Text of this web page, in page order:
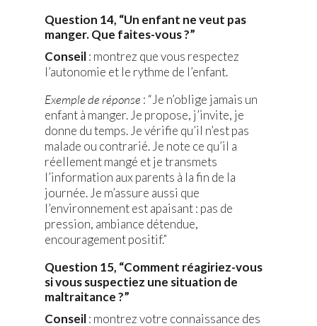
Question 14, “Un enfant ne veut pas
manger. Que faites-vous ?”
Conseil: montrez que vous respectez
l’autonomie et le rythme de l’enfant.
Exemple de réponse : “Je n’oblige jamais un
enfant à manger. Je propose, j’invite, je
donne du temps. Je vérifie qu’il n’est pas
malade ou contrarié. Je note ce qu’il a
réellement mangé et je transmets
l’information aux parents à la fin de la
journée. Je m’assure aussi que
l’environnement est apaisant : pas de
pression, ambiance détendue,
encouragement positif.”
Question 15, “Comment réagiriez-vous
si vous suspectiez une situation de
maltraitance ?”
Conseil: montrez votre connaissance des